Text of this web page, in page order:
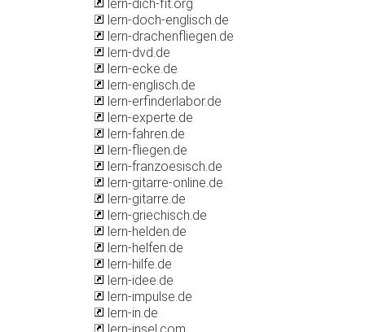
lern-dich-fit.org
lern-doch-englisch.de
lern-drachenfliegen.de
lern-dvd.de
lern-ecke.de
lern-englisch.de
lern-erfinderlabor.de
lern-experte.de
lern-fahren.de
lern-fliegen.de
lern-franzoesisch.de
lern-gitarre-online.de
lern-gitarre.de
lern-griechisch.de
lern-helden.de
lern-helfen.de
lern-hilfe.de
lern-idee.de
lern-impulse.de
lern-in.de